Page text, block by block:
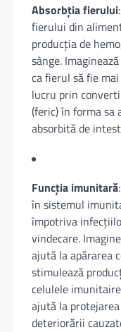
Absorbția fierului
fierului din
producția de
sânge.
ca fierul să fie
lucru prin
(feric) în forma sa
absorbită de
Funcția imunitară
în sistemul
împotriva
vindecare.
ajută la apărarea
stimulează
celulele
ajută la
deteriorării